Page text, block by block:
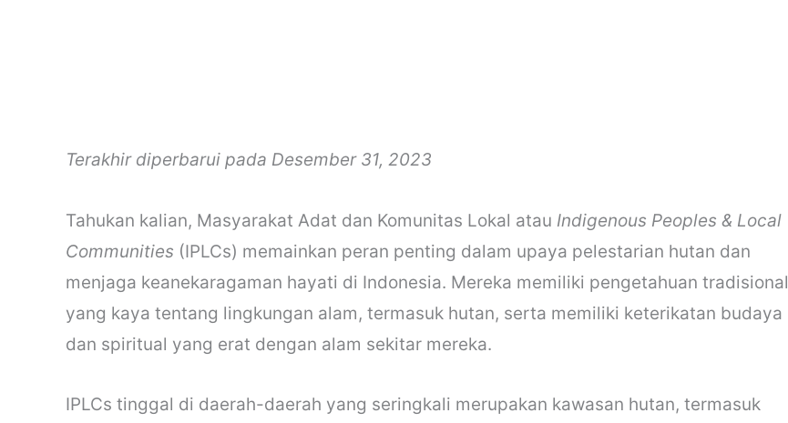
Terakhir diperbarui pada Desember 31, 2023
Tahukan kalian, Masyarakat Adat dan Komunitas Lokal atau Indigenous Peoples & Local
Communities (IPLCs) memainkan peran penting dalam upaya pelestarian hutan dan
menjaga keanekaragaman hayati di Indonesia. Mereka memiliki pengetahuan tradisional
yang kaya tentang lingkungan alam, termasuk hutan, serta memiliki keterikatan budaya
dan spiritual yang erat dengan alam sekitar mereka.
IPLCs tinggal di daerah-daerah yang seringkali merupakan kawasan hutan, termasuk